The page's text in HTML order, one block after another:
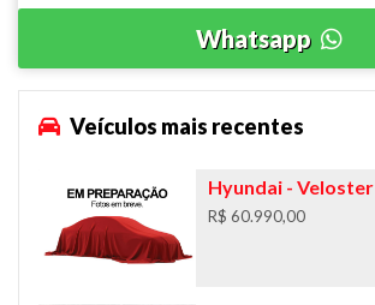
Whatsapp
Veículos mais recentes
Hyundai- Veloster
R$ 60.990,00